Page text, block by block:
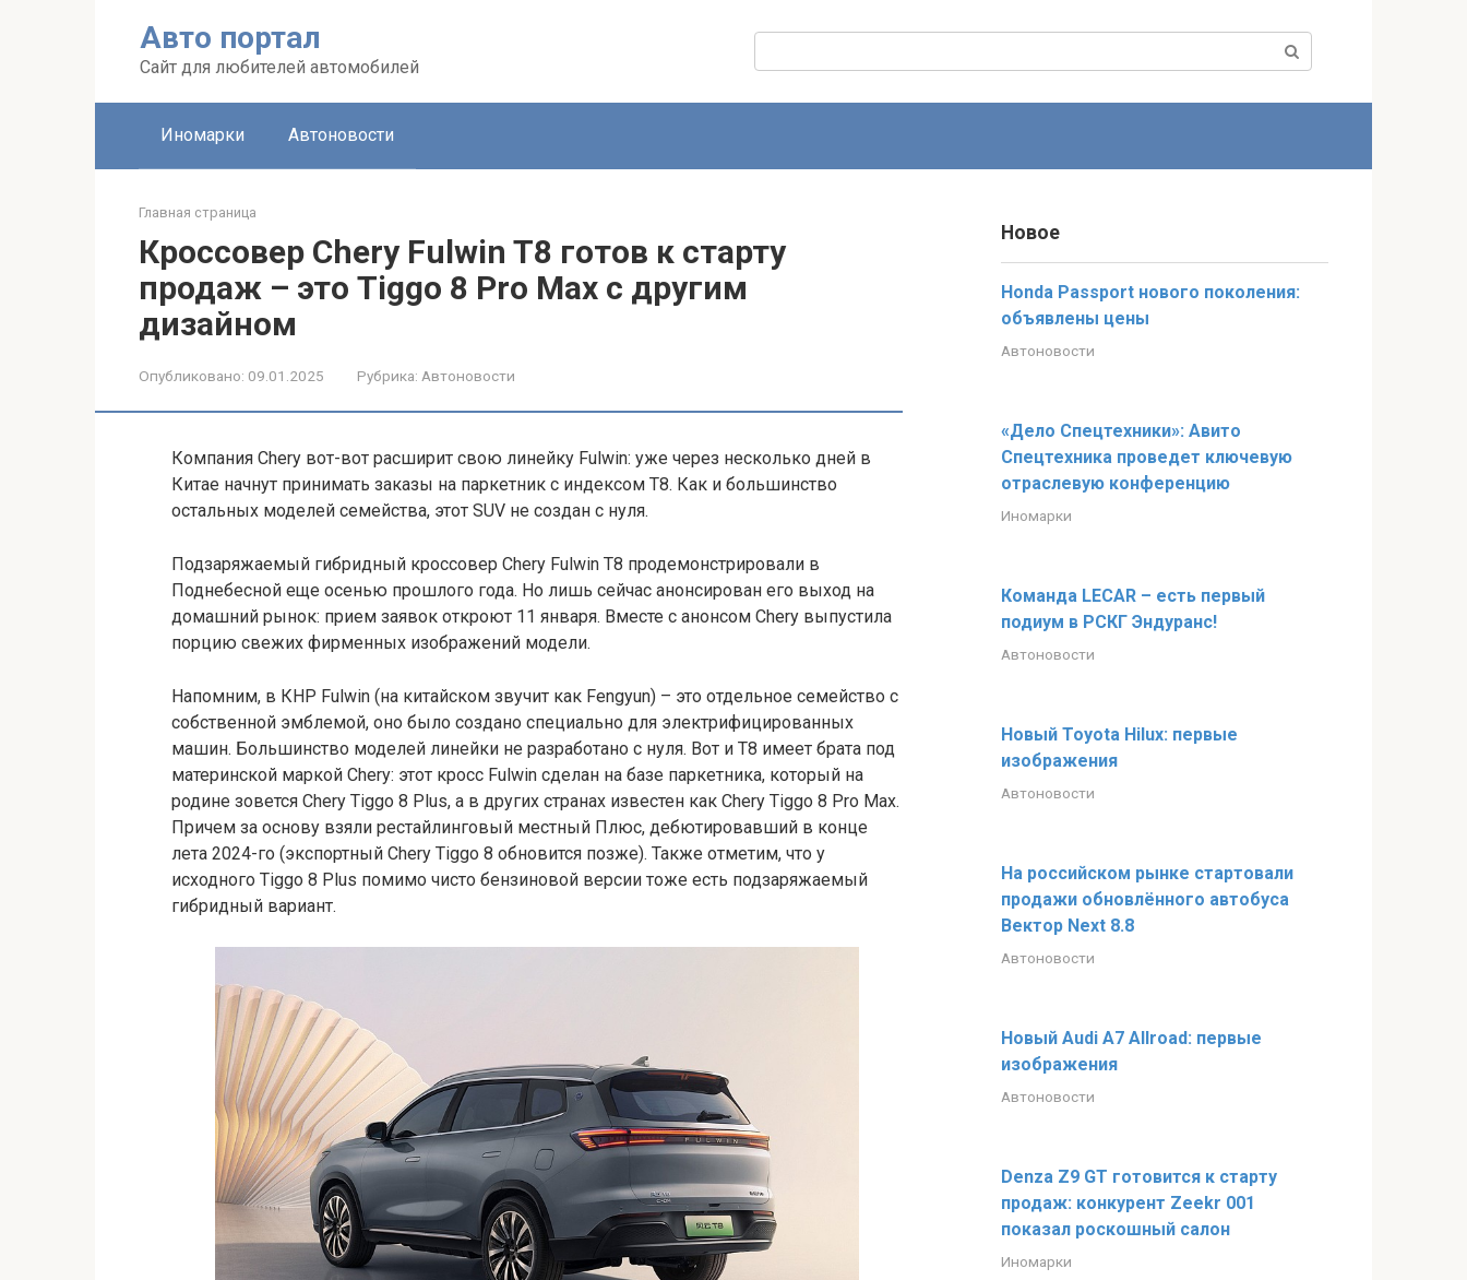
Авто портал
Сайт для любителей автомобилей
Иномарки Автоновости
Главная страница
Кроссовер Chery Fulwin T8 готов к старту
продаж – это Tiggo 8 Pro Max с другим
дизайном
Опубликовано: 09.01.2025 Рубрика: Автоновости
Компания Chery вот-вот расширит свою линейку Fulwin: уже через несколько дней в
Китае начнут принимать заказы на паркетник с индексом T8. Как и большинство
остальных моделей семейства, этот SUV не создан с нуля.
Подзаряжаемый гибридный кроссовер Chery Fulwin T8 продемонстрировали в
Поднебесной еще осенью прошлого года. Но лишь сейчас анонсирован его выход на
домашний рынок: прием заявок откроют 11 января. Вместе с анонсом Chery выпустила
порцию свежих фирменных изображений модели.
Напомним, в КНР Fulwin (на китайском звучит как Fengyun) – это отдельное семейство с
собственной эмблемой, оно было создано специально для электрифицированных
машин. Большинство моделей линейки не разработано с нуля. Вот и T8 имеет брата под
материнской маркой Chery: этот кросс Fulwin сделан на базе паркетника, который на
родине зовется Chery Tiggo 8 Plus, а в других странах известен как Chery Tiggo 8 Pro Max.
Причем за основу взяли рестайлинговый местный Плюс, дебютировавший в конце
лета 2024-го (экспортный Chery Tiggo 8 обновится позже). Также отметим, что у
исходного Tiggo 8 Plus помимо чисто бензиновой версии тоже есть подзаряжаемый
гибридный вариант.
Новое
Honda Passport нового поколения:
объявлены цены
Автоновости
«Дело Спецтехники»: Авито
Спецтехника проведет ключевую
отраслевую конференцию
Иномарки
Команда LECAR – есть первый
подиум в РСКГ Эндуранс!
Автоновости
Новый Toyota Hilux: первые
изображения
Автоновости
На российском рынке стартовали
продажи обновлённого автобуса
Вектор Next 8.8
Автоновости
Новый Audi A7 Allroad: первые
изображения
Автоновости
Denza Z9 GT готовится к старту
продаж: конкурент Zeekr 001
показал роскошный салон
Иномарки